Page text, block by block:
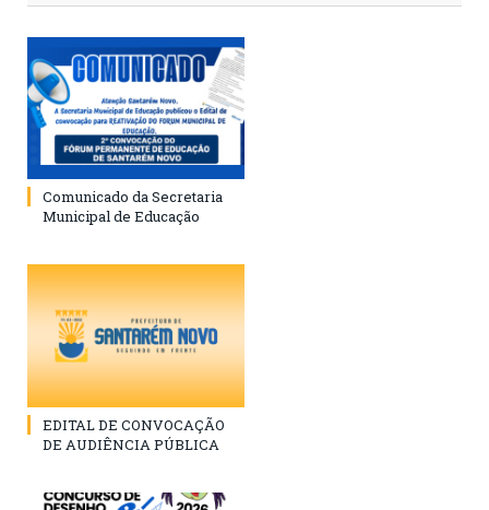
Comunicado da Secretaria
Municipal de Educação
EDITAL DE CONVOCAÇÃO
DE AUDIÊNCIA PÚBLICA